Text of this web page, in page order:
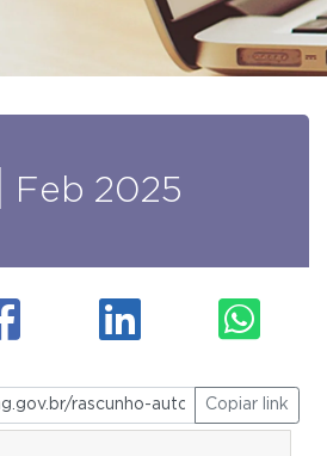
Feb 2025
Copiar link